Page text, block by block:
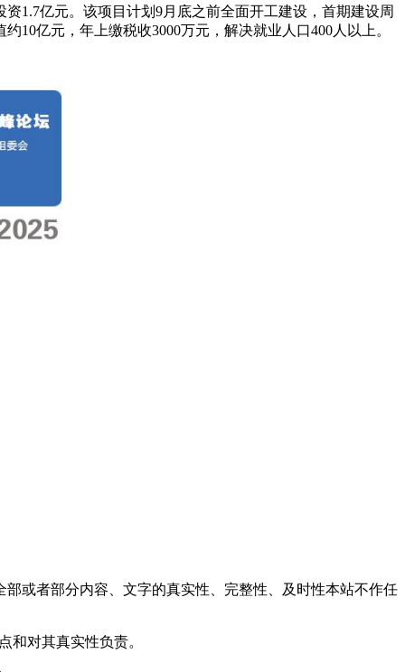
1.7亿元。该项目计划9月底之前全面开工建设，首期建设周
10亿元，年上缴税收3000万元，解决就业人口400人以上。
或者部分内容、文字的真实性、完整性、及时性本站不作任
和对其真实性负责。